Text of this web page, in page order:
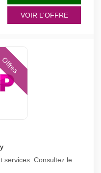
VOIR L'OFFRE
Offres
services. Consultez le